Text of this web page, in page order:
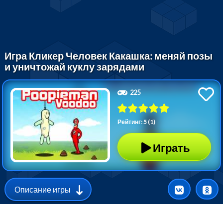
Игра Кликер Человек Какашка: меняй позы
и уничтожай куклу зарядами
225
Рейтинг: 5 (1)
Играть
Описание игры